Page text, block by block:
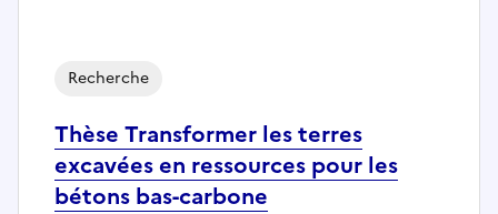
Thèse Transformer les terres
excavées en ressources pour les
bétons bas-carbone
Recherche